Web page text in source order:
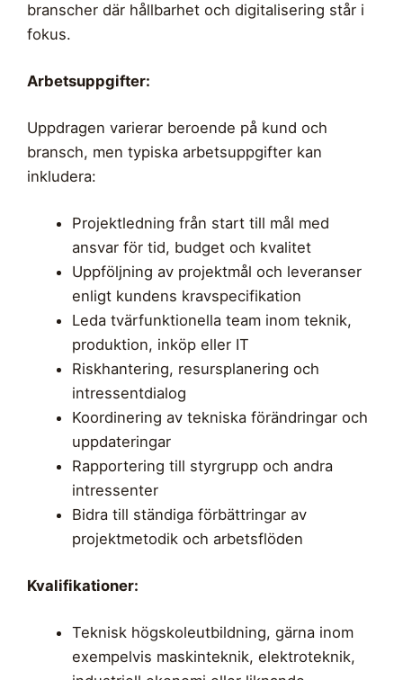
branscher där hållbarhet och digitalisering står i
fokus.
Arbetsuppgifter:
Uppdragen varierar beroende på kund och
bransch, men typiska arbetsuppgifter kan
inkludera:
Projektledning från start till mål med
ansvar för tid, budget och kvalitet
Uppföljning av projektmål och leveranser
enligt kundens kravspecifikation
Leda tvärfunktionella team inom teknik,
produktion, inköp eller IT
Riskhantering, resursplanering och
intressentdialog
Koordinering av tekniska förändringar och
uppdateringar
Rapportering till styrgrupp och andra
intressenter
Bidra till ständiga förbättringar av
projektmetodik och arbetsflöden
Kvalifikationer:
Teknisk högskoleutbildning, gärna inom
exempelvis maskinteknik, elektroteknik,